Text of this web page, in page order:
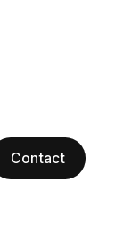
Contact